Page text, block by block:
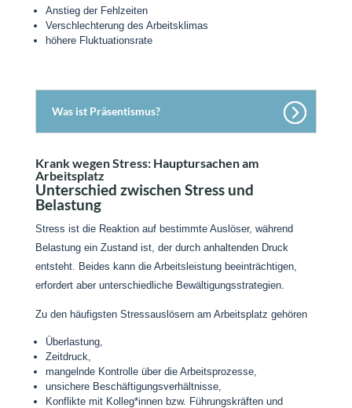
Anstieg der Fehlzeiten
Verschlechterung des Arbeitsklimas
höhere Fluktuationsrate
Was ist Präsentismus?
Krank wegen Stress: Hauptursachen am
Arbeitsplatz
Unterschied zwischen Stress und
Belastung
Stress ist die Reaktion auf bestimmte Auslöser, während
Belastung ein Zustand ist, der durch anhaltenden Druck
entsteht. Beides kann die Arbeitsleistung beeinträchtigen,
erfordert aber unterschiedliche Bewältigungsstrategien.
Zu den häufigsten Stressauslösern am Arbeitsplatz gehören
Überlastung,
Zeitdruck,
mangelnde Kontrolle über die Arbeitsprozesse,
unsichere Beschäftigungsverhältnisse,
Konflikte mit Kolleg*innen bzw. Führungskräften und